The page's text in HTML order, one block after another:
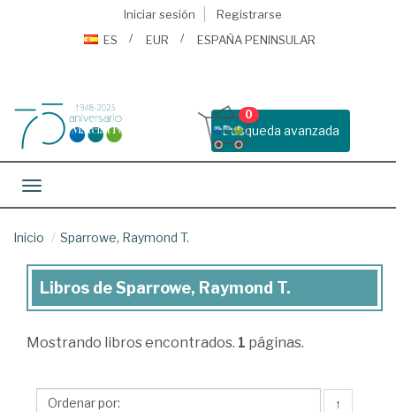
Iniciar sesión
Registrarse
ES
EUR ESPAÑA PENINSULAR
Busqueda avanzada
0
Toggle navigation
Inicio Sparrowe, Raymond T.
Libros
Sparrowe,
Libros de Sparrowe, Raymond T.
Mostrando libros encontrados. 1 páginas.
↑